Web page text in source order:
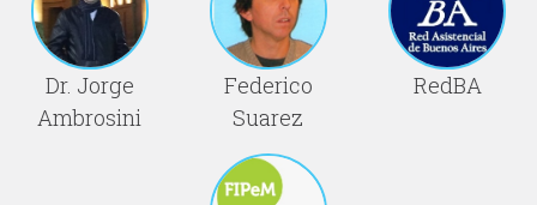
Dr. Jorge
Ambrosini
Federico
Suarez
RedBA